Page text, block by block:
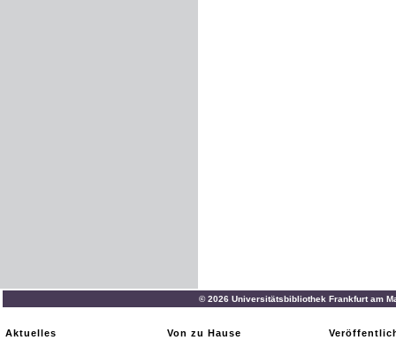
© 2026 Universitätsbibliothek Frankfurt am
Aktuelles
Von zu Hause